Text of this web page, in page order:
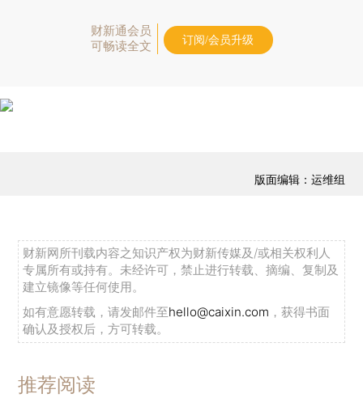
财新通会员
可畅读全文
订阅/会员升级
版面编辑：运维组
财新网所刊载内容之知识产权为财新传媒及/或相关权利人
专属所有或持有。未经许可，禁止进行转载、摘编、复制及
建立镜像等任何使用。
如有意愿转载，请发邮件至hello@caixin.com ，获得书面
确认及授权后，方可转载。
推荐阅读